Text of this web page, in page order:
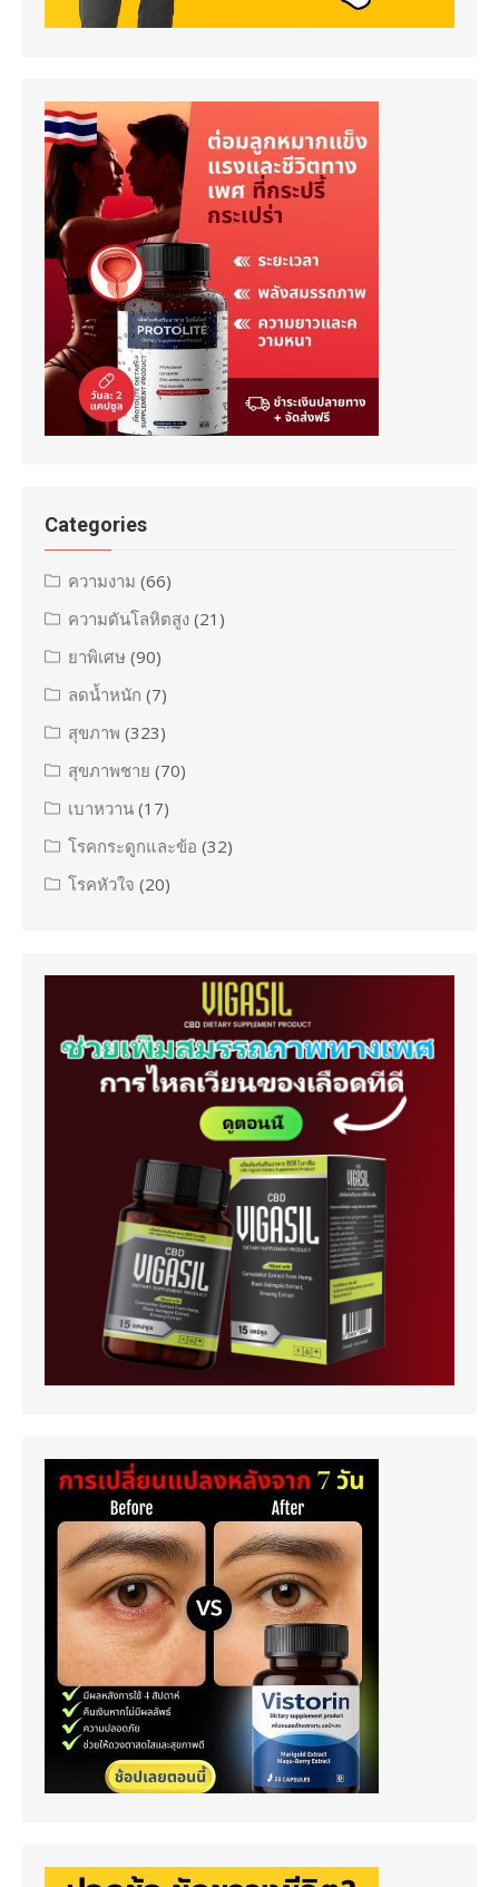
Categories
ความงาม (66)
ความดันโลหิตสูง (21)
ยาพิเศษ (90)
ลดน้ำหนัก (7)
สุขภาพ (323)
สุขภาพชาย (70)
เบาหวาน (17)
โรคกระดูกและข้อ (32)
โรคหัวใจ (20)